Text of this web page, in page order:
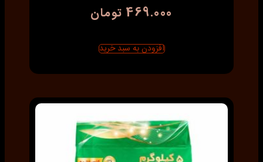
469.000 تومان
افزودن به سبد خرید